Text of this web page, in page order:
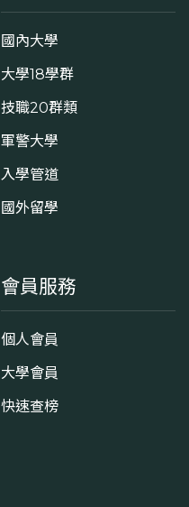
國內大學
大學18學群
技職20群類
軍警大學
入學管道
國外留學
會員服務
個人會員
大學會員
快速查榜